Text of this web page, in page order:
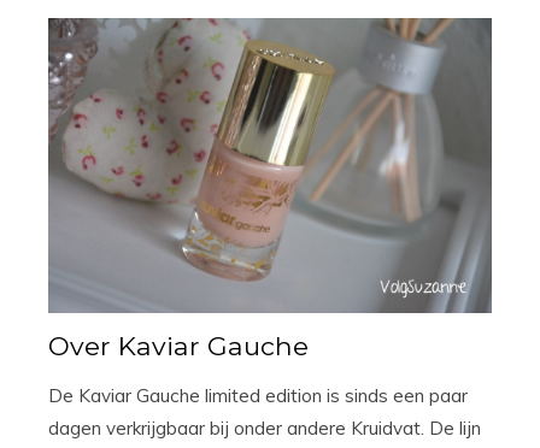
Over Kaviar Gauche
De Kaviar Gauche limited edition is sinds een paar
dagen verkrijgbaar bij onder andere Kruidvat. De lijn